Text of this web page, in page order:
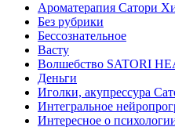
Ароматерапия Сатори
Без рубрики
Бессознательное
Васту
Волшебство SATORI
Деньги
Иголки, акупрессура
Интегральное
Интересное о